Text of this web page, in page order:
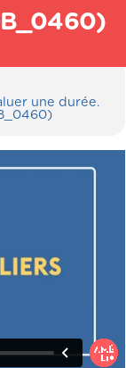
une durée.